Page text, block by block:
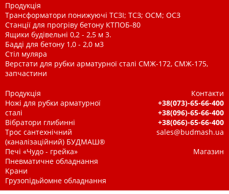
Продукція
Трансформатори понижуючі ТСЗІ; ТСЗ; ОСМ; ОСЗ
Станції для прогріву бетону КТПОБ-80
Ящики будівельні 0,2 - 2,5 м 3.
Бадді для бетону 1,0 - 2,0 м3
Стіл муляра
Верстати для рубки арматурної сталі СМЖ-172, СМЖ-175,
запчастини
Продукція
Ножі для рубки арматурної
сталі
Вібратори глибинні
Трос сантехнічний
(каналізаційний) БУДМАШ®
Печі «Чудо - грейка»
Пневматичне обладнання
Крани
Грузопідьйомне обладнання
Контакти
+38(073)-65-66-400
+38(096)-65-66-400
+38(066)-65-66-400
sales@budmash.ua
Магазин